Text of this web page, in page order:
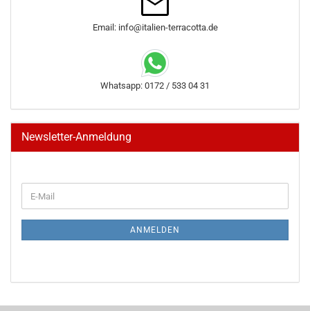
Email: info@italien-terracotta.de
Whatsapp: 0172 / 533 04 31
Newsletter-Anmeldung
ZUR
E-
Mail
ANMELDEN